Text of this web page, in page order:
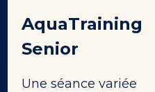
AquaTraining
Senior
Une séance variée